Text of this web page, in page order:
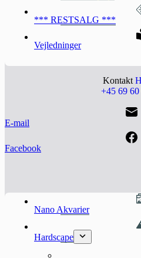
*** RESTSALG ***
Vejledninger
Kontakt
+45 69 60
E-mail
Facebook
Nano Akvarier
Hardscape